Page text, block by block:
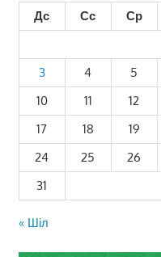
Дс
Сс Ср
3
4 5
10
11 12
17
18 19
24
25 26
31
« Шіл